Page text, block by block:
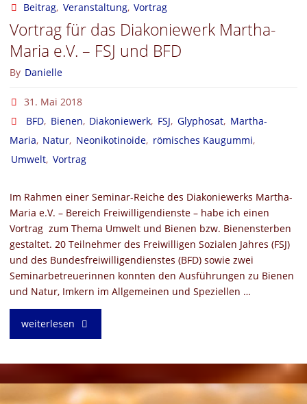
Beitrag, Veranstaltung, Vortrag
Vortrag für das Diakoniewerk Martha-
Maria e.V. – FSJ und BFD
By Danielle
31. Mai 2018
BFD, Bienen, Diakoniewerk, FSJ, Glyphosat, Martha-
Maria, Natur, Neonikotinoide, römisches Kaugummi,
Umwelt, Vortrag
Im Rahmen einer Seminar-Reiche des Diakoniewerks Martha-
Maria e.V. – Bereich Freiwilligendienste – habe ich einen
Vortrag zum Thema Umwelt und Bienen bzw. Bienensterben
gestaltet. 20 Teilnehmer des Freiwilligen Sozialen Jahres (FSJ)
und des Bundesfreiwilligendienstes (BFD) sowie zwei
Seminarbetreuerinnen konnten den Ausführungen zu Bienen
und Natur, Imkern im Allgemeinen und Speziellen …
weiterlesen"Vortrag
das